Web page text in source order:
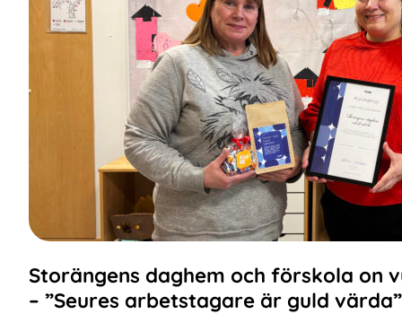
Storängens daghem och förskola on
– ”Seures arbetstagare är guld värda”